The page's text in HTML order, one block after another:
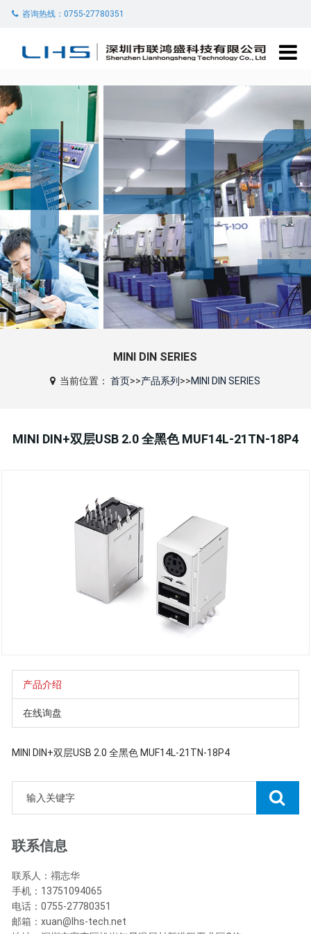
咨询热线：0755-27780351
MINI DIN SERIES
当前位置：首页>>产品系列 >>MINI DIN SERIES
MINI DIN+双层USB 2.0 全黑色 MUF14L-21TN-18P4
产品介绍
在线询盘
MINI DIN+双层USB 2.0 全黑色 MUF14L-21TN-18P4
联系信息
联系人：禤志华
手机：13751094065
电话：0755-27780351
邮箱：xuan@lhs-tech.net